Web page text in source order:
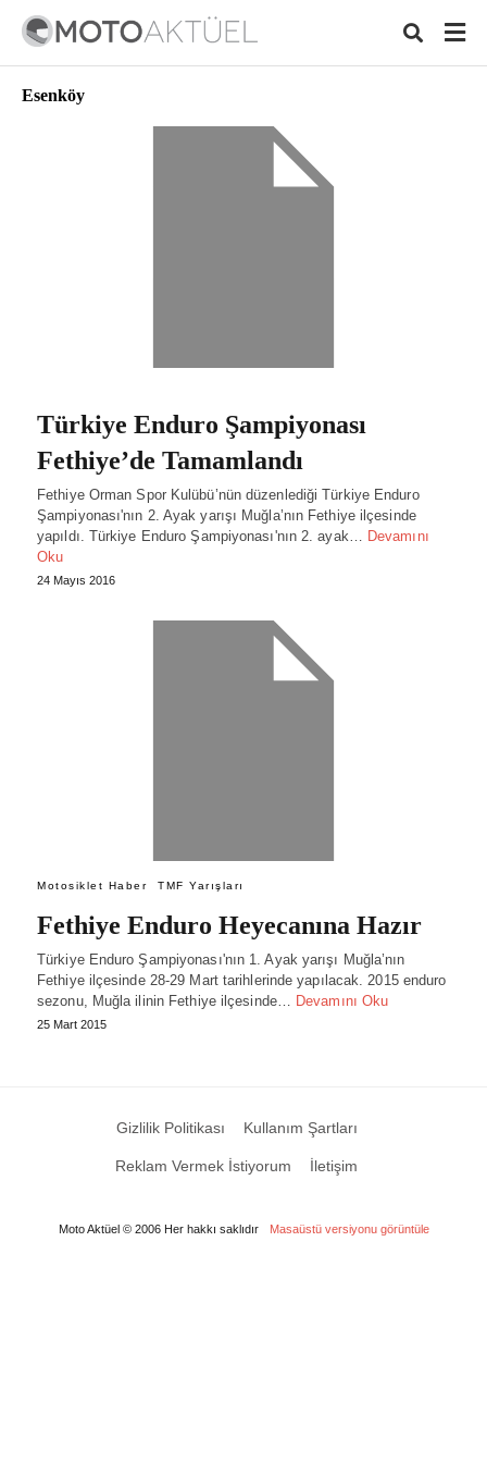
Esenköy
Türkiye Enduro Şampiyonası
Fethiye’de Tamamlandı
Fethiye Orman Spor Kulübü’nün düzenlediği Türkiye Enduro
Şampiyonası'nın 2. Ayak yarışı Muğla’nın Fethiye ilçesinde
yapıldı. Türkiye Enduro Şampiyonası'nın 2. ayak… Devamını
Oku
24 Mayıs 2016
Motosiklet Haber TMF Yarışları
Fethiye Enduro Heyecanına Hazır
Türkiye Enduro Şampiyonası'nın 1. Ayak yarışı Muğla’nın
Fethiye ilçesinde 28-29 Mart tarihlerinde yapılacak. 2015 enduro
sezonu, Muğla ilinin Fethiye ilçesinde… Devamını Oku
25 Mart 2015
Gizlilik Politikası Kullanım Şartları
Reklam Vermek İstiyorum İletişim
Moto Aktüel © 2006 Her hakkı saklıdır Masaüstü versiyonu görüntüle